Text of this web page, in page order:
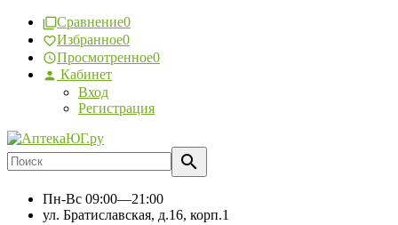
Сравнение0
Избранное0
Просмотренное0
Кабинет
Вход
Регистрация
Пн-Вс 09:00—21:00
ул. Братиславская, д.16, корп.1